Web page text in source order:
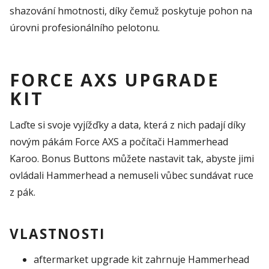
shazování hmotnosti, díky čemuž poskytuje pohon na
úrovni profesionálního pelotonu.
FORCE AXS UPGRADE
KIT
Laďte si svoje vyjížďky a data, která z nich padají díky
novým pákám Force AXS a počítači Hammerhead
Karoo. Bonus Buttons můžete nastavit tak, abyste jimi
ovládali Hammerhead a nemuseli vůbec sundávat ruce
z pák.
VLASTNOSTI
aftermarket upgrade kit zahrnuje Hammerhead